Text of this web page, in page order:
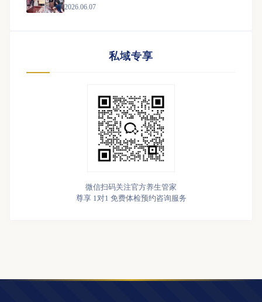
2026.06.07
私域专享
微信扫码关注官方养生管家
尊享 1对1 免费体检预约咨询服务